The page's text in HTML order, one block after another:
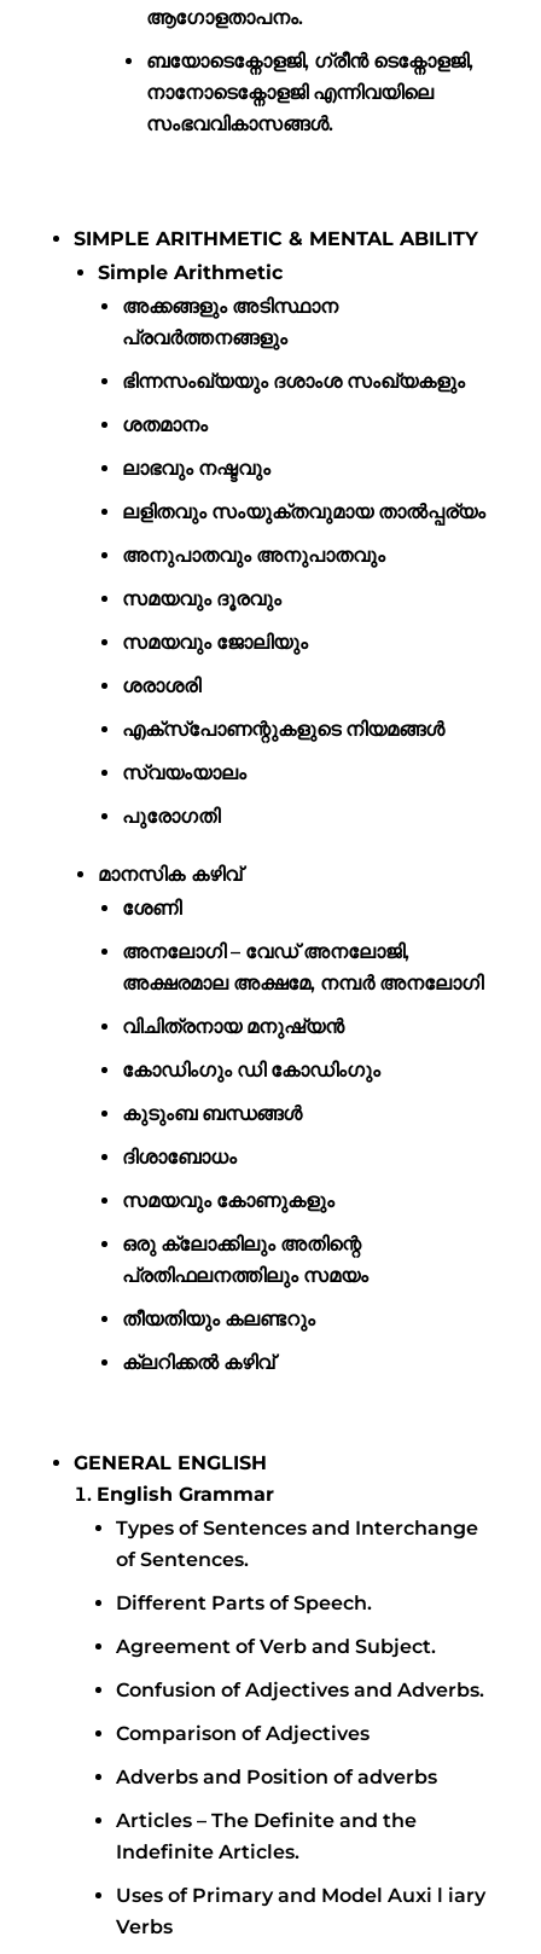
ആഗോളതാപനം.
ബയോടെക്നോളജി, ഗ്രീൻ ടെക്നോളജി,
നാനോടെക്നോളജി എന്നിവയിലെ
സംഭവവികാസങ്ങൾ.
SIMPLE ARITHMETIC & MENTAL ABILITY
Simple Arithmetic
അക്കങ്ങളും അടിസ്ഥാന
പ്രവർത്തനങ്ങളും
ഭിന്നസംഖ്യയും ദശാംശ സംഖ്യകളും
ശതമാനം
ലാഭവും നഷ്ടവും
ലളിതവും സംയുക്തവുമായ താൽപ്പര്യം
അനുപാതവും അനുപാതവും
സമയവും ദൂരവും
സമയവും ജോലിയും
ശരാശരി
എക്സ്പോണന്റുകളുടെ നിയമങ്ങൾ
സ്വയംയാലം
പുരോഗതി
മാനസിക കഴിവ്
ശേണി
അനലോഗി – വേഡ് അനലോജി,
അക്ഷരമാല അക്ഷമേ, നമ്പർ അനലോഗി
വിചിത്രനായ മനുഷ്യൻ
കോഡിംഗും ഡി കോഡിംഗും
കുടുംബ ബന്ധങ്ങൾ
ദിശാബോധം
സമയവും കോണുകളും
ഒരു ക്ലോക്കിലും അതിന്റെ
പ്രതിഫലനത്തിലും സമയം
തീയതിയും കലണ്ടറും
ക്ലറിക്കൽ കഴിവ്
GENERAL ENGLISH
English Grammar
Types of Sentences and Interchange
of Sentences.
Different Parts of Speech.
Agreement of Verb and Subject.
Confusion of Adjectives and Adverbs.
Comparison of Adjectives
Adverbs and Position of adverbs
Articles – The Definite and the
Indefinite Articles.
Uses of Primary and Model Auxi l iary
Verbs